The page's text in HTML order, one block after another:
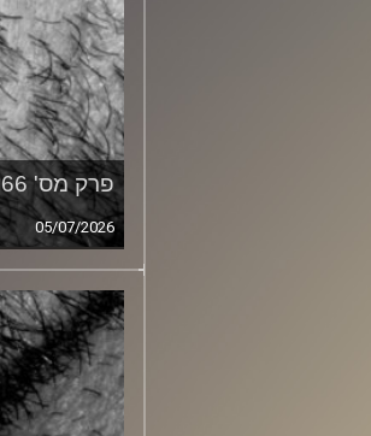
פרק מס' 366
05/07/2026